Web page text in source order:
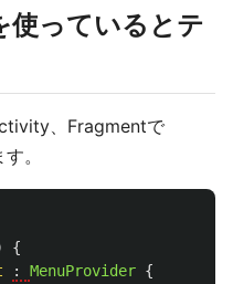
っているとテ
、Fragmentで
。
{
: MenuProvider {